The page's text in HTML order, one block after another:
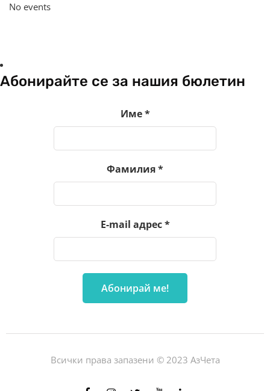
No events
Абонирайте се за нашия бюлетин
Име*
Фамилия*
E-mail адрес*
Всички права запазени © 2023 АзЧета